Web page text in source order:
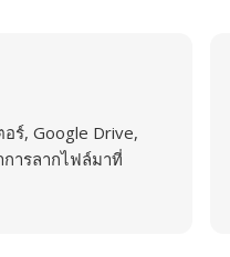
ร์, Google Drive,
ารลากไฟล์มาที่